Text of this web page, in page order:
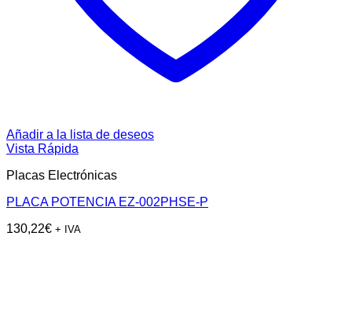
Añadir a la lista de deseos
Vista Rápida
Placas Electrónicas
PLACA POTENCIA EZ-002PHSE-P
130,22€ + IVA